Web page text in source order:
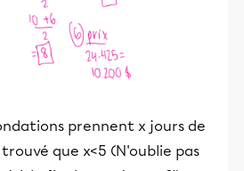
prennent x jours de
que x<5 (N'oublie pas